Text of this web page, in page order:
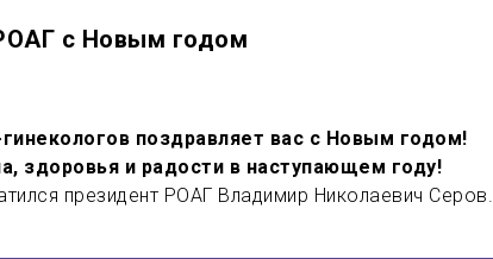
с Новым годом
поздравляет вас с Новым годом!
здоровья и радости в наступающем году!
президент РОАГ Владимир Николаевич Серов.